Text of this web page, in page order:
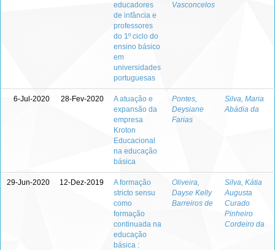
educadores
de infância e
professores
do 1º ciclo do
ensino básico
em
universidades
portuguesas
Vasconcelos
6-Jul-2020 28-Fev-2020
A atuação e
expansão da
empresa
Kroton
Educacional
na educação
básica
Pontes,
Deysiane
Farias
Silva, Maria
Abádia da
29-Jun-2020 12-Dez-2019
A formação
stricto sensu
como
formação
continuada na
educação
básica :
Oliveira,
Dayse Kelly
Barreiros de
Silva, Kátia
Augusta
Curado
Pinheiro
Cordeiro da